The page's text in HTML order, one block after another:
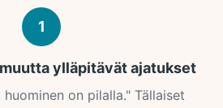
1
ylläpitävät ajatukset
huominen on pilalla." Tällaiset